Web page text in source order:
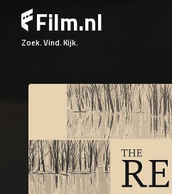
Film.nl
Zoek. Vind. Kijk.